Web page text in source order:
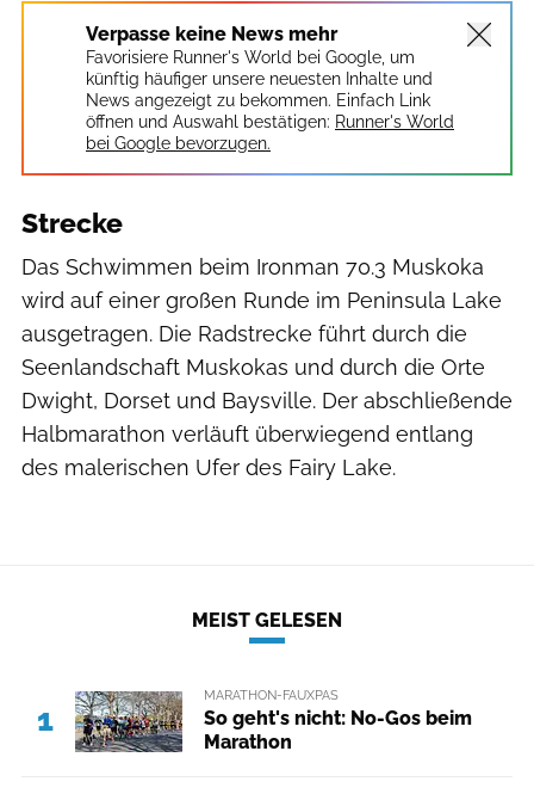
Verpasse keine News mehr
Favorisiere Runner's World bei Google, um
künftig häufiger unsere neuesten Inhalte und
News angezeigt zu bekommen. Einfach Link
öffnen und Auswahl bestätigen: Runner's World
bei Google bevorzugen.
Strecke
Das Schwimmen beim Ironman 70.3 Muskoka
wird auf einer großen Runde im Peninsula Lake
ausgetragen. Die Radstrecke führt durch die
Seenlandschaft Muskokas und durch die Orte
Dwight, Dorset und Baysville. Der abschließende
Halbmarathon verläuft überwiegend entlang
des malerischen Ufer des Fairy Lake.
MEIST GELESEN
1
MARATHON-FAUXPAS
So geht's nicht: No-Gos beim
Marathon